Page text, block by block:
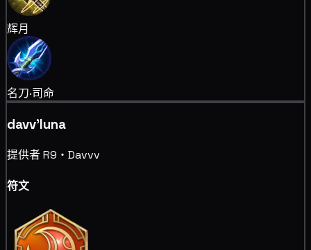
辉月
名刀·司命
davv'luna
提供者 R9・Davvv
符文